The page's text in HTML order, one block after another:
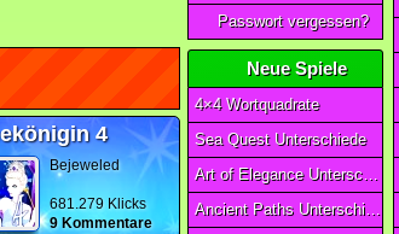
4
Bejeweled
681.279 Klicks
9 Kommentare
Passwort vergessen?
Neue Spiele
4×4 Wortquadrate
Sea Quest Unterschiede
Art of Elegance Unterschiede
Ancient Paths Unterschiede